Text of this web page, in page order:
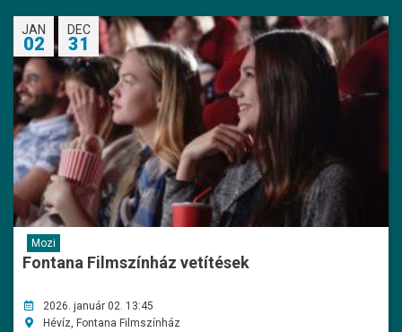
JAN
02
DEC
31
Mozi
Fontana Filmszínház vetítések
2026. január 02. 13:45
Hévíz, Fontana Filmszínház